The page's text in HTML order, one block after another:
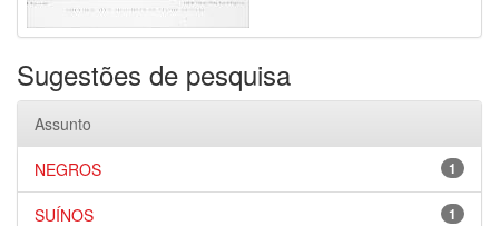
Sugestões de pesquisa
Assunto
1
NEGROS
1
SUÍNOS